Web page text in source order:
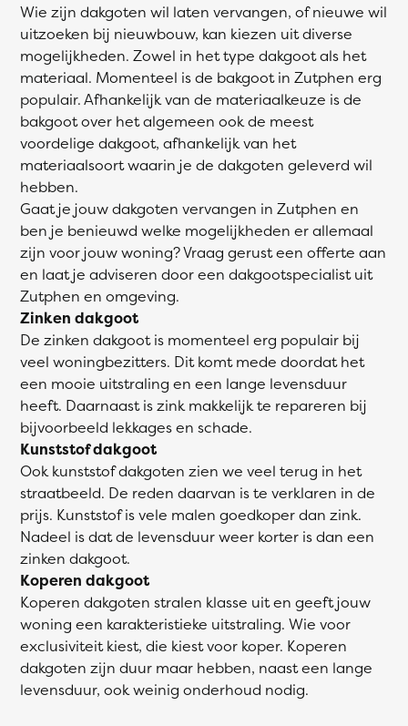
Wie zijn dakgoten wil laten vervangen, of nieuwe wil
uitzoeken bij nieuwbouw, kan kiezen uit diverse
mogelijkheden. Zowel in het type dakgoot als het
materiaal. Momenteel is de bakgoot in Zutphen erg
populair. Afhankelijk van de materiaalkeuze is de
bakgoot over het algemeen ook de meest
voordelige dakgoot, afhankelijk van het
materiaalsoort waarin je de dakgoten geleverd wil
hebben.
Gaat je jouw dakgoten vervangen in Zutphen en
ben je benieuwd welke mogelijkheden er allemaal
zijn voor jouw woning? Vraag gerust een offerte aan
en laat je adviseren door een dakgootspecialist uit
Zutphen en omgeving.
Zinken dakgoot
De zinken dakgoot is momenteel erg populair bij
veel woningbezitters. Dit komt mede doordat het
een mooie uitstraling en een lange levensduur
heeft. Daarnaast is zink makkelijk te repareren bij
bijvoorbeeld lekkages en schade.
Kunststof dakgoot
Ook kunststof dakgoten zien we veel terug in het
straatbeeld. De reden daarvan is te verklaren in de
prijs. Kunststof is vele malen goedkoper dan zink.
Nadeel is dat de levensduur weer korter is dan een
zinken dakgoot.
Koperen dakgoot
Koperen dakgoten stralen klasse uit en geeft jouw
woning een karakteristieke uitstraling. Wie voor
exclusiviteit kiest, die kiest voor koper. Koperen
dakgoten zijn duur maar hebben, naast een lange
levensduur, ook weinig onderhoud nodig.